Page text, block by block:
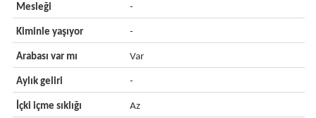
Mesleği -
Kiminle yaşıyor -
Arabası var mı Var
Aylık geliri -
İçki içme sıklığı Az